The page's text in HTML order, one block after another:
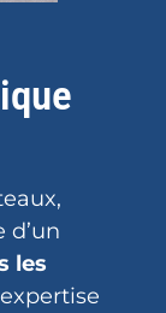
d’un
les